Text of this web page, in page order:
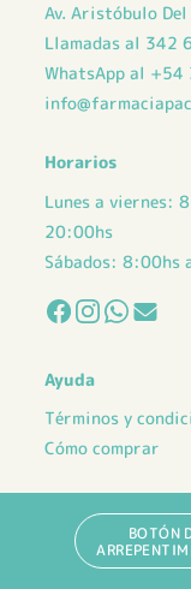
Av. Aristóbulo
Llamadas al 342
WhatsApp al
Horarios
Lunes a viernes:
20:00hs
Sábados: 8:00hs
Ayuda
Términos y
Cómo comprar
BOTÓN